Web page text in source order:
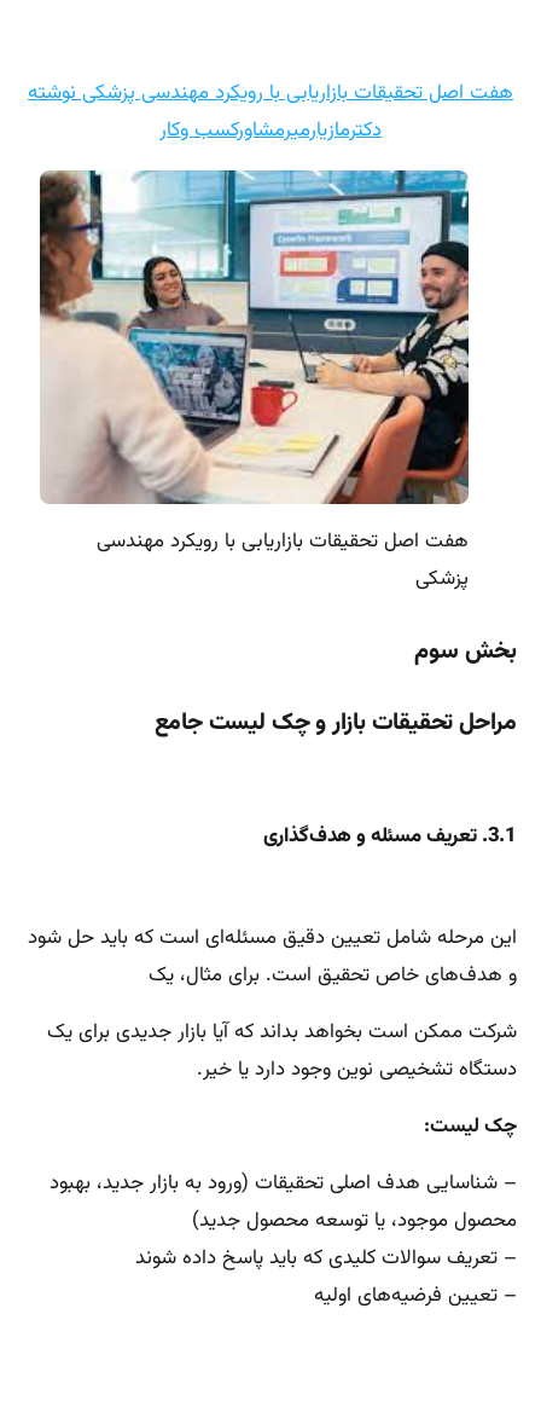
هفت اصل تحقیقات بازاریابی با رویکرد مهندسی پزشکی نوشته
دکترمازیارمیرمشاورکسب وکار
هفت اصل تحقیقات بازاریابی با رویکرد مهندسی
پزشکی
بخش سوم
مراحل تحقیقات بازار و چک لیست جامع
3.1. تعریف مسئله و هدف‌گذاری
این مرحله شامل تعیین دقیق مسئله‌ای است که باید حل شود
و هدف‌های خاص تحقیق است. برای مثال، یک
شرکت ممکن است بخواهد بداند که آیا بازار جدیدی برای یک
دستگاه تشخیصی نوین وجود دارد یا خیر.
چک لیست:
– شناسایی هدف اصلی تحقیقات (ورود به بازار جدید، بهبود
محصول موجود، یا توسعه محصول جدید)
– تعریف سوالات کلیدی که باید پاسخ داده شوند
– تعیین فرضیه‌های اولیه